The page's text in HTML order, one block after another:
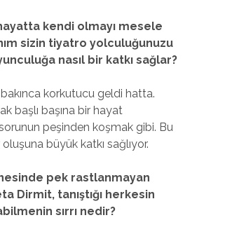
kendi olmayı mesele
sizin tiyatro yolculuğunuzu
nasıl bir katkı sağlar?
korkutucu geldi hatta.
başlı başına bir hayat
peşinden koşmak gibi. Bu
büyük katkı sağlıyor.
pek rastlanmayan
Dirmit, tanıştığı herkesin
sırrı nedir?